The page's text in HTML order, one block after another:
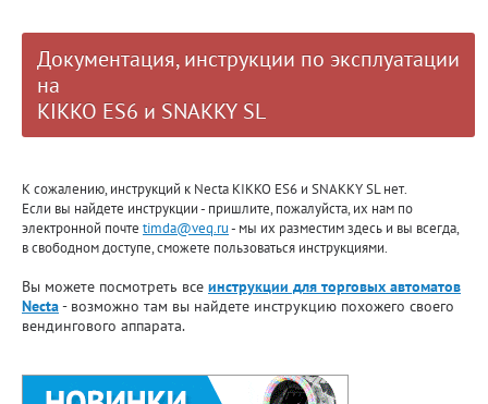
Документация, инструкции по эксплуатации
на
KIKKO ES6 и SNAKKY SL
К сожалению, инструкций к Necta KIKKO ES6 и SNAKKY SL нет.
Если вы найдете инструкции - пришлите, пожалуйста, их нам по
электронной почте timda@veq.ru- мы их разместим здесь и вы всегда,
в свободном доступе, сможете пользоваться инструкциями.
Вы можете посмотреть все инструкции для торговых автоматов
Necta- возможно там вы найдете инструкцию похожего своего
вендингового аппарата.